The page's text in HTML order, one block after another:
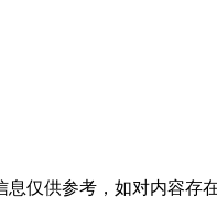
仅供参考，如对内容存